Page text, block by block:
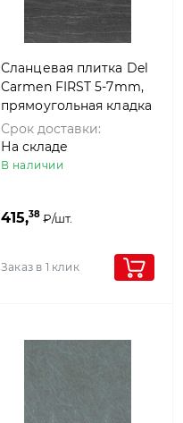
Сланцевая плитка Del
Carmen FIRST 5-7mm,
прямоугольная кладка
Срок доставки:
На складе
В наличии
415,38 ₽/шт.
Заказ в 1 клик